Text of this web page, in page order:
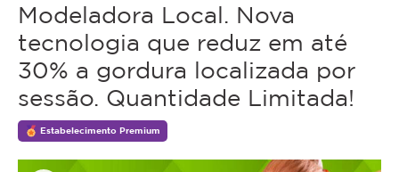
Modeladora Local. Nova
tecnologia que reduz em até
30% a gordura localizada por
sessão. Quantidade Limitada!
Estabelecimento Premium